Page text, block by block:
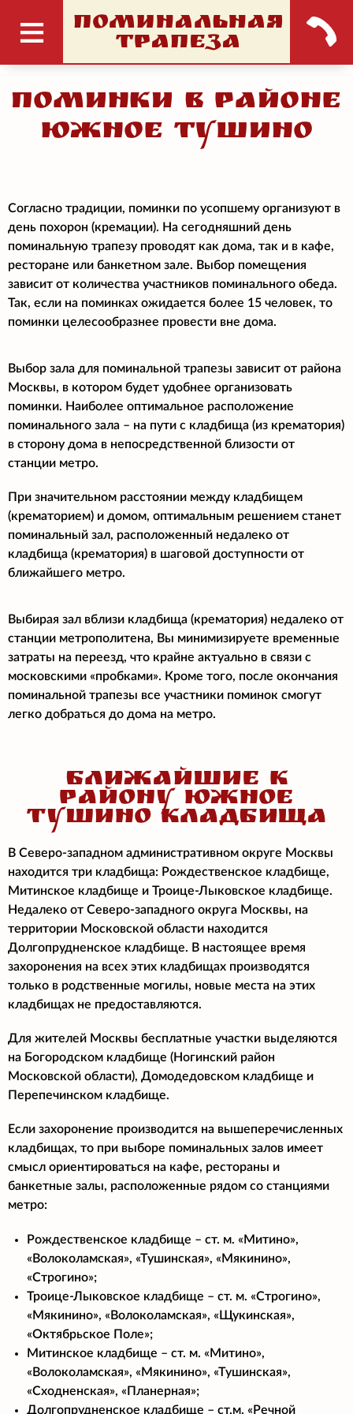
ПОМИНАЛЬНАЯ
ТРАПЕЗА
Поминки в районе
Южное Тушино
Согласно традиции, поминки по усопшему организуют в
день похорон (кремации). На сегодняшний день
поминальную трапезу проводят как дома, так и в кафе,
ресторане или банкетном зале. Выбор помещения
зависит от количества участников поминального обеда.
Так, если на поминках ожидается более 15 человек, то
поминки целесообразнее провести вне дома.
Выбор зала для поминальной трапезы зависит от района
Москвы, в котором будет удобнее организовать
поминки. Наиболее оптимальное расположение
поминального зала – на пути с кладбища (из крематория)
в сторону дома в непосредственной близости от
станции метро.
При значительном расстоянии между кладбищем
(крематорием) и домом, оптимальным решением станет
поминальный зал, расположенный недалеко от
кладбища (крематория) в шаговой доступности от
ближайшего метро.
Выбирая зал вблизи кладбища (крематория) недалеко от
станции метрополитена, Вы минимизируете временные
затраты на переезд, что крайне актуально в связи с
московскими «пробками». Кроме того, после окончания
поминальной трапезы все участники поминок смогут
легко добраться до дома на метро.
БЛИЖАЙШИЕ К
РАЙОНУ ЮЖНОЕ
ТУШИНО КЛАДБИЩА
В Северо-западном административном округе Москвы
находится три кладбища: Рождественское кладбище,
Митинское кладбище и Троице-Лыковское кладбище.
Недалеко от Северо-западного округа Москвы, на
территории Московской области находится
Долгопрудненское кладбище. В настоящее время
захоронения на всех этих кладбищах производятся
только в родственные могилы, новые места на этих
кладбищах не предоставляются.
Для жителей Москвы бесплатные участки выделяются
на Богородском кладбище (Ногинский район
Московской области), Домодедовском кладбище и
Перепечинском кладбище.
Если захоронение производится на вышеперечисленных
кладбищах, то при выборе поминальных залов имеет
смысл ориентироваться на кафе, рестораны и
банкетные залы, расположенные рядом со станциями
метро:
Рождественское кладбище – ст. м. «Митино»,
«Волоколамская», «Тушинская», «Мякинино»,
«Строгино»;
Троице-Лыковское кладбище – ст. м. «Строгино»,
«Мякинино», «Волоколамская», «Щукинская»,
«Октябрьское Поле»;
Митинское кладбище – ст. м. «Митино»,
«Волоколамская», «Мякинино», «Тушинская»,
«Сходненская», «Планерная»;
Долгопрудненское кладбище – ст.м. «Речной